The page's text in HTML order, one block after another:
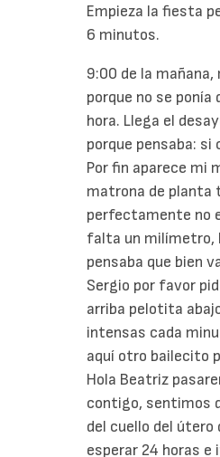
Empieza la fiesta
6 minutos.
9:00 de la
porque no se
hora. Llega el
porque pensaba:
Por fin aparece mi
matrona de planta
perfectamente no
falta un milímetro,
pensaba que bien
Sergio por favor
arriba pelotita
intensas cada
aquí otro bailecito
Hola Beatriz
contigo, sentimos
del cuello del útero
esperar 24 horas e